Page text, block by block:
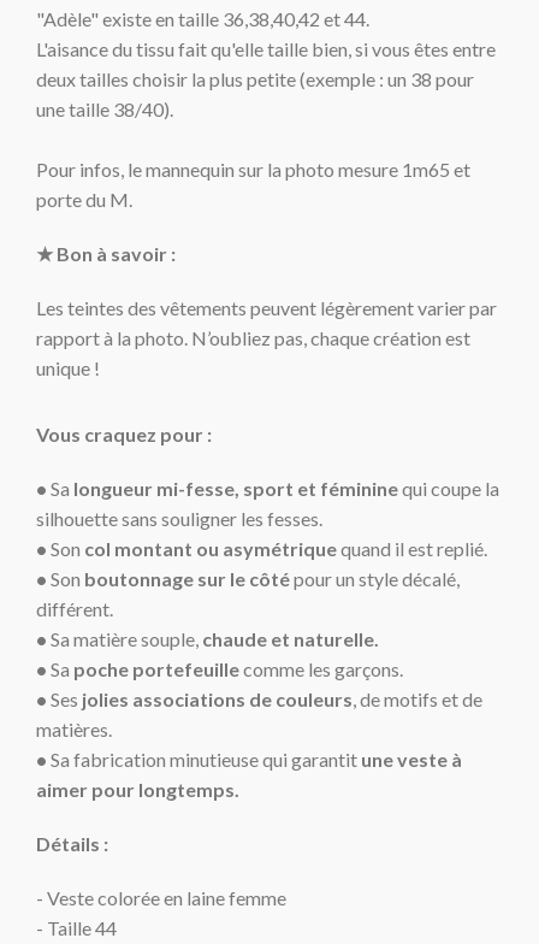
"Adèle" existe en taille 36,38,40,42 et 44.
L'aisance du tissu fait qu'elle taille bien, si vous êtes entre
deux tailles choisir la plus petite (exemple : un 38 pour
une taille 38/40).
Pour infos, le mannequin sur la photo mesure 1m65 et
porte du M.
★ Bon à savoir :
Les teintes des vêtements peuvent légèrement varier par
rapport à la photo. N’oubliez pas, chaque création est
unique !
Vous craquez pour :
•Sa longueur mi-fesse, sport et fémininequi coupe la
silhouette sans souligner les fesses.
• Son col montant ou asymétriquequand il est replié.
• Son boutonnage sur le côtépour un style décalé,
différent.
• Sa matière souple, chaude et naturelle.
• Sa poche portefeuillecomme les garçons.
• Ses jolies associations de couleurs, de motifs et de
matières.
• Sa fabrication minutieuse qui garantit une veste à
aimer pour longtemps.
Détails :
- Veste colorée en laine femme
- Taille 44